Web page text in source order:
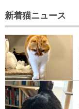
新着猫ニュース